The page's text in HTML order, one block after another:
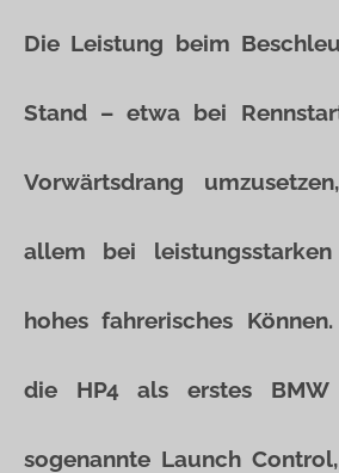
Die Leistung beim
Stand – etwa bei
Vorwärtsdrang
allem bei leistungsstarken
hohes fahrerisches
die HP4 als erstes BMW
sogenannte Launch